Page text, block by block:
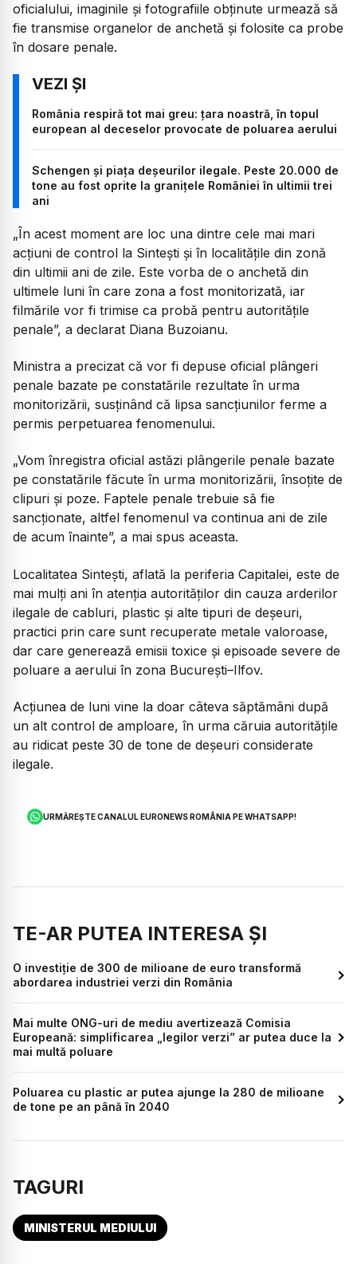
oficialului, imaginile și fotografiile obținute urmează să
fie transmise organelor de anchetă și folosite ca probe
în dosare penale.
România respiră tot mai greu: țara noastră, în topul
european al deceselor provocate de poluarea aerului
Schengen și piața deșeurilor ilegale. Peste 20.000 de
tone au fost oprite la granițele României în ultimii trei
ani
„În acest moment are loc una dintre cele mai mari
acțiuni de control la Sintești și în localitățile din zonă
din ultimii ani de zile. Este vorba de o anchetă din
ultimele luni în care zona a fost monitorizată, iar
filmările vor fi trimise ca probă pentru autoritățile
penale”, a declarat Diana Buzoianu.
Ministra a precizat că vor fi depuse oficial plângeri
penale bazate pe constatările rezultate în urma
monitorizării, susținând că lipsa sancțiunilor ferme a
permis perpetuarea fenomenului.
„Vom înregistra oficial astăzi plângerile penale bazate
pe constatările făcute în urma monitorizării, însoțite de
clipuri și poze. Faptele penale trebuie să fie
sancționate, altfel fenomenul va continua ani de zile
de acum înainte”, a mai spus aceasta.
Localitatea Sintești, aflată la periferia Capitalei, este de
mai mulți ani în atenția autorităților din cauza arderilor
ilegale de cabluri, plastic și alte tipuri de deșeuri,
practici prin care sunt recuperate metale valoroase,
dar care generează emisii toxice și episoade severe de
poluare a aerului în zona București–Ilfov.
Acțiunea de luni vine la doar câteva săptămâni după
un alt control de amploare, în urma căruia autoritățile
au ridicat peste 30 de tone de deșeuri considerate
ilegale.
URMĂREȘTE CANALUL EURONEWS ROMÂNIA PE WHATSAPP!
TE-AR PUTEA INTERESA ȘI
O investiție de 300 de milioane de euro transformă
abordarea industriei verzi din România
Mai multe ONG-uri de mediu avertizează Comisia
Europeană: simplificarea „legilor verzi” ar putea duce la
mai multă poluare
Poluarea cu plastic ar putea ajunge la 280 de milioane
de tone pe an până în 2040
TAGURI
MINISTERUL MEDIULUI